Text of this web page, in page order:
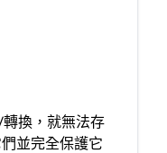
換，就無法存
並完全保護它